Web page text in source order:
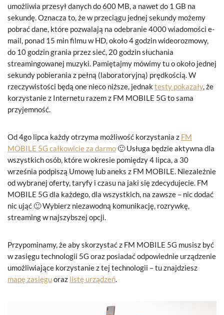
umożliwia przesył danych do 600 MB, a nawet do 1 GB na
sekundę. Oznacza to, że w przeciągu jednej sekundy możemy
pobrać dane, które pozwalają na odebranie 4000 wiadomości e-
mail, ponad 15 min filmu w HD, około 4 godzin wideorozmowy,
do 10 godzin grania przez sieć, 20 godzin słuchania
streamingowanej muzyki. Pamiętajmy mówimy tu o około jednej
sekundy pobierania z pełną (laboratoryjną) prędkością. W
rzeczywistości będą one nieco niższe, jednak testy pokazały, że
korzystanie z Internetu razem z FM MOBILE 5G to sama
przyjemność.
Od 4go lipca każdy otrzyma możliwość korzystania z FM
MOBILE 5G całkowicie za darmo 🙂 Usługa będzie aktywna dla
wszystkich osób, które w okresie pomiędzy 4 lipca, a 30
września podpiszą Umowę lub aneks z FM MOBILE. Niezależnie
od wybranej oferty, taryfy i czasu na jaki się zdecydujecie. FM
MOBILE 5G dla każdego, dla wszystkich, na zawsze – nic dodać
nic ująć 🙂 Wybierz niezawodną komunikację, rozrywkę,
streaming w najszybszej opcji.
Przypominamy, że aby skorzystać z FM MOBILE 5G musisz być
w zasięgu technologii 5G oraz posiadać odpowiednie urządzenie
umożliwiające korzystanie z tej technologii – tu znajdziesz
mapę zasięguoraz listę urządzeń.